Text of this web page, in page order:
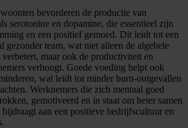
bevorderen de productie van
serotonine en dopamine, die essentieel zijn
en een positief gemoed. Dit leidt tot een
gezonder team, wat niet alleen de algehele
maar ook de productiviteit en
verhoogt. Goede voeding helpt ook
wat leidt tot minder burn-outgevallen
Werknemers die zich mentaal goed
gemotiveerd en in staat om beter samen
aan een positieve bedrijfscultuur en